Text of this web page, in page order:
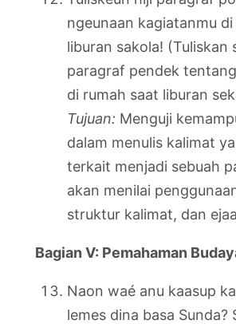
ngeunaan kagiatanmu di
liburan sakola! (Tuliskan
paragraf pendek
di rumah saat liburan
Tujuan: Menguji
dalam menulis kalimat
terkait menjadi sebuah
akan menilai
struktur kalimat, dan
Bagian V: Pemahaman
Naon waé anu kaasup
lemes dina basa Sunda?